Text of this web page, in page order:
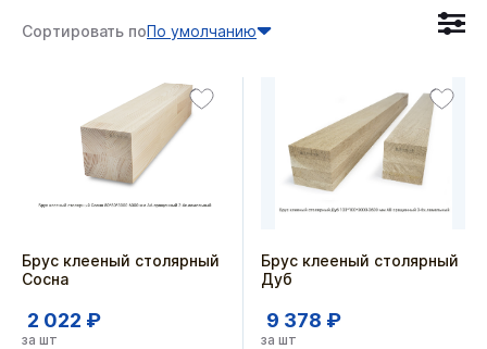
Сортировать поПо умолчанию
Брус клееный столярный
Сосна
2 022 ₽
за шт
Брус клееный столярный
Дуб
9 378 ₽
за шт